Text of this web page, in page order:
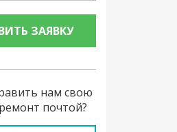
нам свою
почтой?